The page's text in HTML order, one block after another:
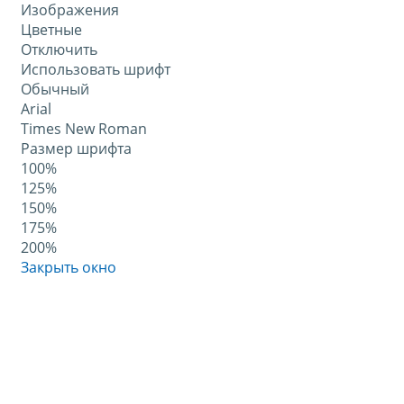
Изображения
Цветные
Отключить
Использовать шрифт
Обычный
Arial
Times New Roman
Размер шрифта
100%
125%
150%
175%
200%
Закрыть окно